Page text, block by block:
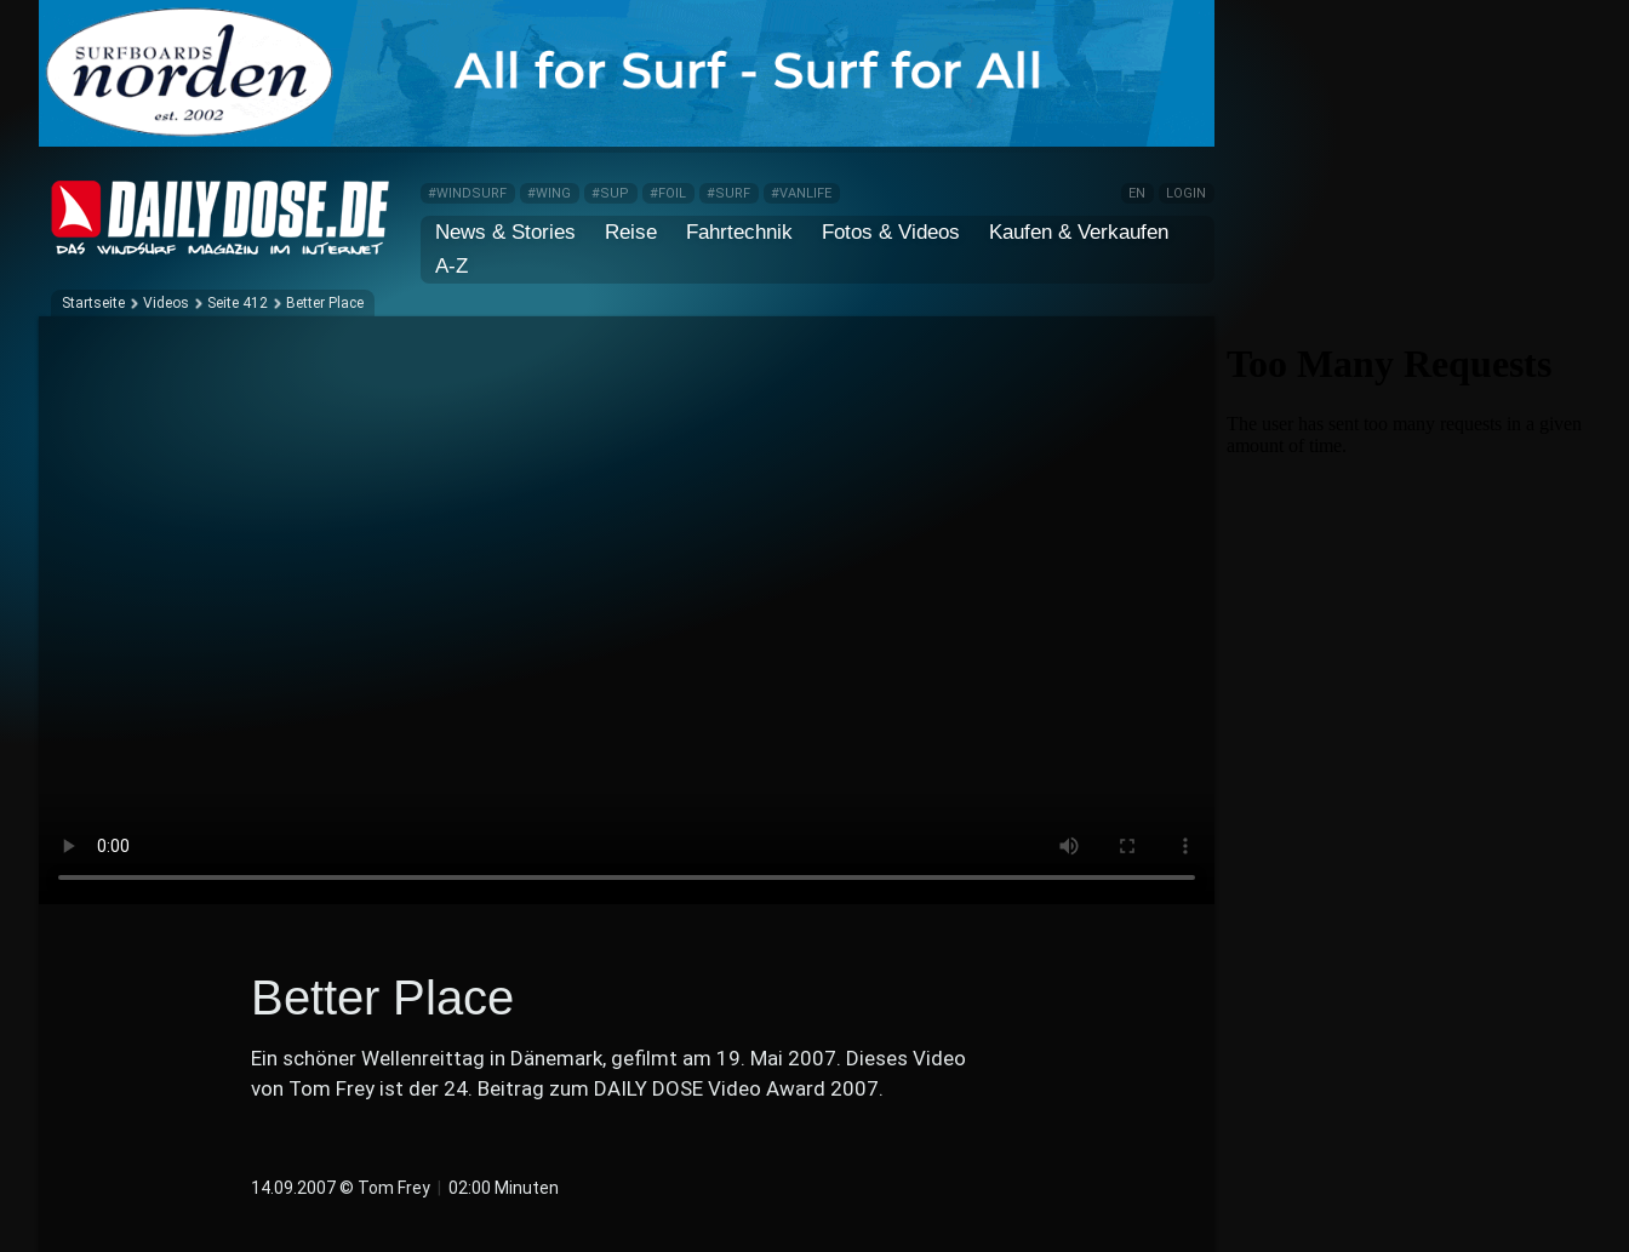
#WINDSURF #WING #SUP #FOIL #SURF #VANLIFE EN LOGIN
News & Stories Reise Fahrtechnik Fotos & Videos
Kaufen & Verkaufen
A-Z
Startseite Videos Seite 412 Better Place
Better Place
Ein schöner Wellenreittag in Dänemark, gefilmt am 19. Mai 2007. Dieses Video
von Tom Frey ist der 24. Beitrag zum DAILY DOSE Video Award 2007.
14.09.2007 © Tom Frey 02:00 Minuten